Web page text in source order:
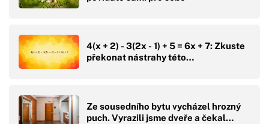
4(x + 2) - 3(2x - 1) + 5 = 6x + 7: Zkuste
překonat nástrahy této…
Ze sousedního bytu vycházel hrozný
puch. Vyrazili jsme dveře a čekal…